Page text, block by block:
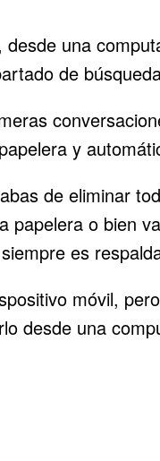
una
de
y
de eliminar
o bien
es
móvil,
desde una